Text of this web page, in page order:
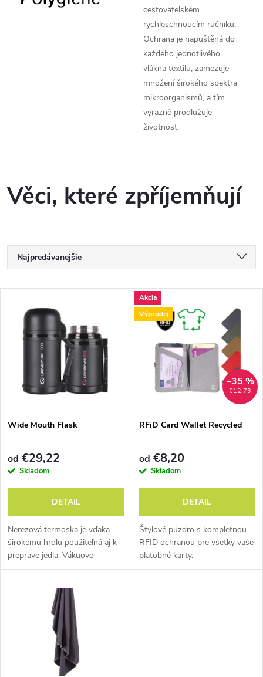
cestovatelském
rychleschnoucím ručníku.
Ochrana je napuštěná do
každého jednotlivého
vlákna textilu, zamezuje
množení širokého spektra
mikroorganismů, a tím
výrazně prodlužuje
životnost.
Věci, které zpříjemňují
R
a
e
p
r
o
d
Najpredávanejšie
Abecedne
s
p
r
d
u
Wide Mouth Flask
od €29,22
Skladom
DETAIL
Nerezová termoska je vďaka
širokému hrdlu použiteľná aj k
preprave jedla. Vákuovo
izolované dvojité steny s
tepelnú izoláciu.
Akcia
Výprodej
€12,73
–35 %
RFiD Card Wallet Recycled
od €8,20
Skladom
DETAIL
Štýlové púzdro s kompletnou
RFID ochranou pre všetky vaše
platobné karty.